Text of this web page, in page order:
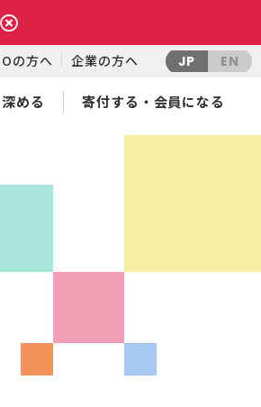
の方へ 企業の方へ JP EN
める 寄付する・会員になる